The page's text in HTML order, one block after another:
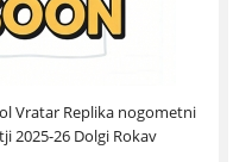
Vratar Replika nogometni
2025-26 Dolgi Rokav